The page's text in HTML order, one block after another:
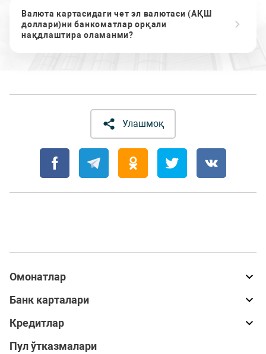
Валюта картасидаги чет эл валютаси (АҚШ
доллари)ни банкоматлар орқали
нақдлаштира оламанми?
Улашмоқ
Омонатлар
Банк карталари
Кредитлар
Пул ўтказмалари